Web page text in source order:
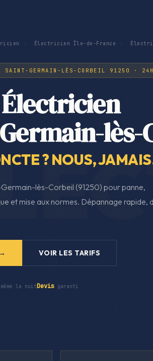
Électricien Île-de-France
SAINT-GERMAIN-LÈS-CORBEIL 91250 ·
Électricien
lès-
? NOUS,
lès-Corbeil (91250) pour panne,
et mise aux normes. Dépannage rapide,
VOIR LES TARIFS
même la nuitDevis garanti